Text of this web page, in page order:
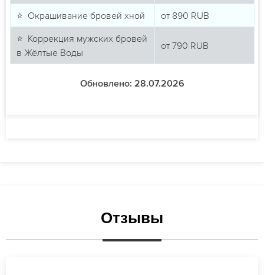
⭐ Окрашивание бровей хной от 890 RUB
⭐ Коррекция мужских бровей
в Жёлтые Воды
от 790 RUB
Обновлено: 28.07.2026
Отзывы